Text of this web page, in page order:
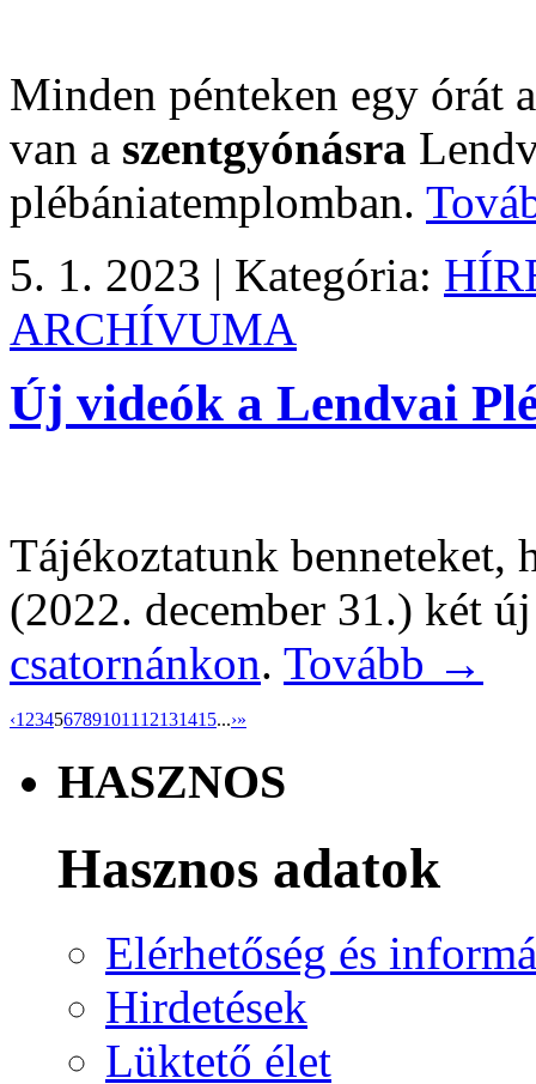
Minden pénteken egy órát
van a szentgyónásra
plébániatemplomban.
5. 1. 2023 | Kategória:
ARCHÍVUMA
Új videók a Lendvai
Tájékoztatunk benneteket,
(2022. december 31.) két
csatornánkon. Tovább →
‹123456789101112131415...›»
HASZNOS
Hasznos adatok
Elérhetőség és
Hirdetések
Lüktető élet